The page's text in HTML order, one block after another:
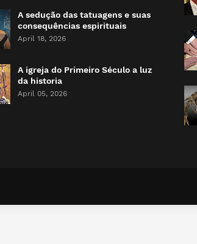
A sedução das tatuagens e suas
consequências espirituais
April 18, 2026
A igreja do Primeiro Século a luz
da historia
April 05, 2026